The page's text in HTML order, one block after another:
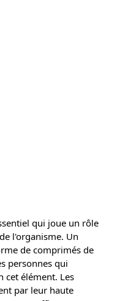
qui joue un rôle
l'organisme. Un
de comprimés de
personnes qui
cet élément. Les
par leur haute